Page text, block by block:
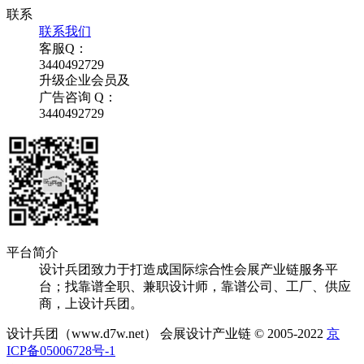
联系
联系我们
客服Q：
3440492729
升级企业会员及
广告咨询 Q：
3440492729
平台简介
设计兵团致力于打造成国际综合性会展产业链服务平
台；找靠谱全职、兼职设计师，靠谱公司、工厂、供应
商，上设计兵团。
设计兵团（www.d7w.net） 会展设计产业链 © 2005-2022 京
ICP备05006728号-1